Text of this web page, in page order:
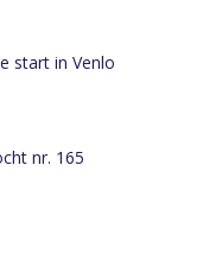
start in Venlo
nr. 165